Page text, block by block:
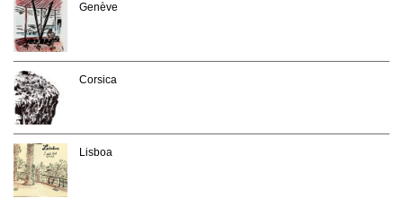
Genève
Corsica
Lisboa